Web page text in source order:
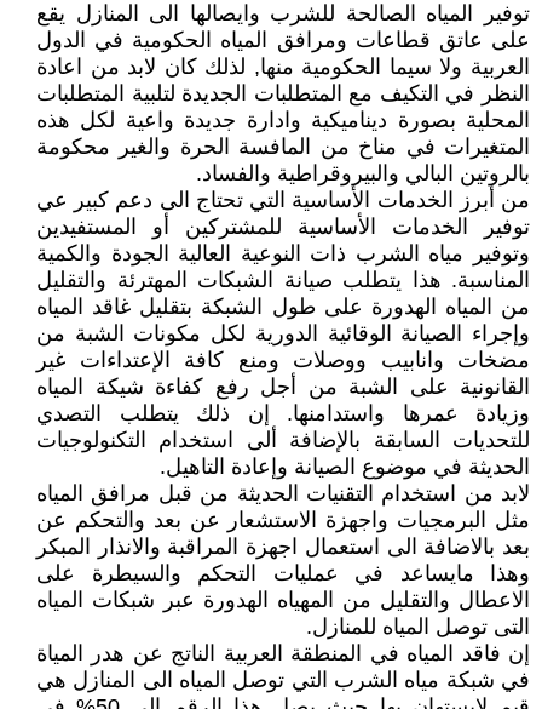
توفير المياه الصالحة للشرب وايصالها الى المنازل يقع
على عاتق قطاعات ومرافق المياه الحكومية في الدول
العربية ولا سيما الحكومية منها, لذلك كان لابد من اعادة
النظر في التكيف مع المتطلبات الجديدة لتلبية المتطلبات
المحلية بصورة ديناميكية وادارة جديدة واعية لكل هذه
المتغيرات في مناخ من المافسة الحرة والغير محكومة
بالروتين البالي والبيروقراطية والفساد.
من أبرز الخدمات الأساسية التي تحتاج الى دعم كبير عي
توفير الخدمات الأساسية للمشتركين أو المستفيدين
وتوفير مياه الشرب ذات النوعية العالية الجودة والكمية
المناسبة. هذا يتطلب صيانة الشبكات المهترئة والتقليل
من المياه الهدورة على طول الشبكة بتقليل غاقد المياه
وإجراء الصيانة الوقائية الدورية لكل مكونات الشبة من
مضخات وانابيب ووصلات ومنع كافة الإعتداءات غير
القانونية على الشبة من أجل رفع كفاءة شيكة المياه
وزيادة عمرها واستدامنها. إن ذلك يتطلب التصدي
للتحديات السابقة بالإضافة ألى استخدام التكنولوجيات
الحديثة في موضوع الصيانة وإعادة التاهيل.
لابد من استخدام التقنيات الحديثة من قبل مرافق المياه
مثل البرمجيات واجهزة الاستشعار عن بعد والتحكم عن
بعد بالاضافة الى استعمال اجهزة المراقبة والانذار المبكر
وهذا مايساعد في عمليات التحكم والسيطرة على
الاعطال والتقليل من المهياه الهدورة عبر شبكات المياه
التى توصل المياه للمنازل.
إن فاقد المياه في المنطقة العربية الناتج عن هدر المياة
في شبكة مياه الشرب التي توصل المياه الى المنازل هي